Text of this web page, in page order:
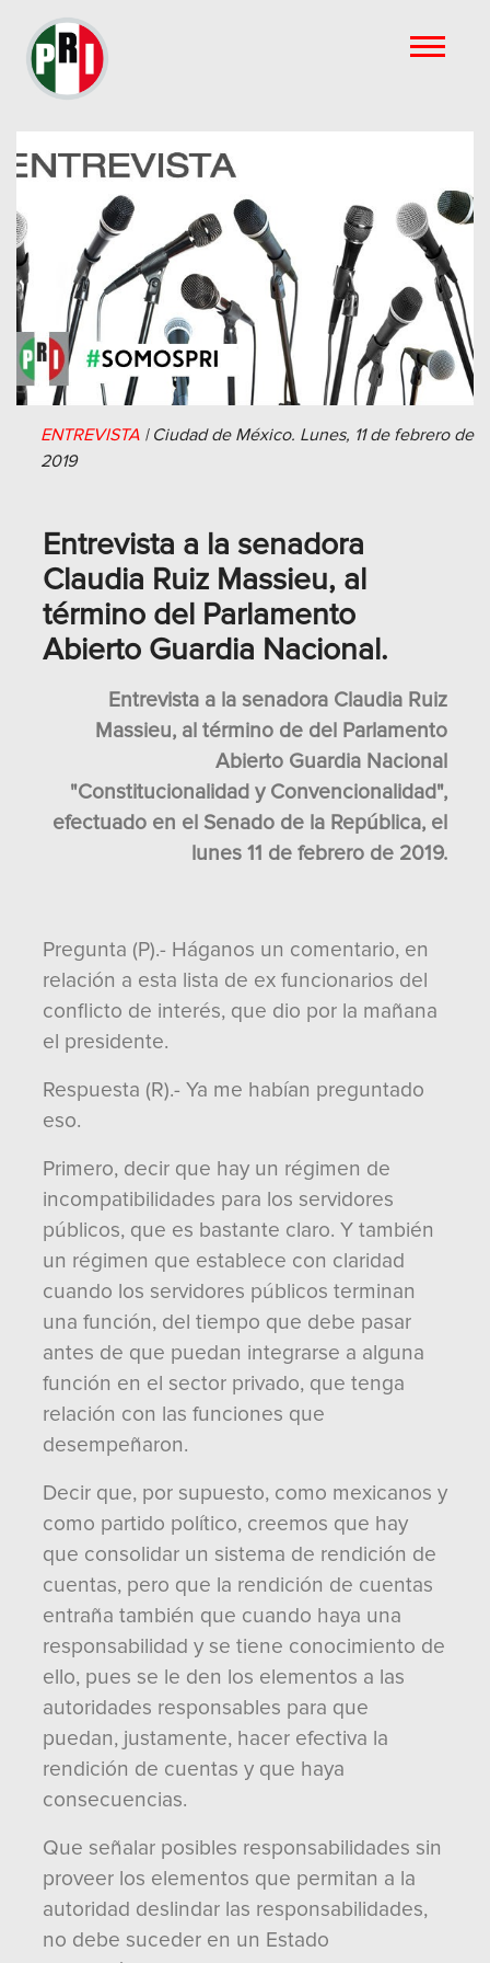
ENTREVISTA | Ciudad de México. Lunes, 11 de febrero de
2019
Entrevista a la senadora
Claudia Ruiz Massieu, al
término del Parlamento
Abierto Guardia Nacional.
Entrevista a la senadora Claudia Ruiz
Massieu, al término de del Parlamento
Abierto Guardia Nacional
"Constitucionalidad y Convencionalidad",
efectuado en el Senado de la República, el
lunes 11 de febrero de 2019.
Pregunta (P).- Háganos un comentario, en
relación a esta lista de ex funcionarios del
conflicto de interés, que dio por la mañana
el presidente.
Respuesta (R).- Ya me habían preguntado
eso.
Primero, decir que hay un régimen de
incompatibilidades para los servidores
públicos, que es bastante claro. Y también
un régimen que establece con claridad
cuando los servidores públicos terminan
una función, del tiempo que debe pasar
antes de que puedan integrarse a alguna
función en el sector privado, que tenga
relación con las funciones que
desempeñaron.
Decir que, por supuesto, como mexicanos y
como partido político, creemos que hay
que consolidar un sistema de rendición de
cuentas, pero que la rendición de cuentas
entraña también que cuando haya una
responsabilidad y se tiene conocimiento de
ello, pues se le den los elementos a las
autoridades responsables para que
puedan, justamente, hacer efectiva la
rendición de cuentas y que haya
consecuencias.
Que señalar posibles responsabilidades sin
proveer los elementos que permitan a la
autoridad deslindar las responsabilidades,
no debe suceder en un Estado